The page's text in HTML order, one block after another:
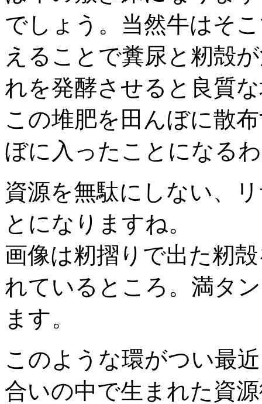
でしょう。当然牛はそ
えることで糞尿と籾殻
れを発酵させると良質
この堆肥を田んぼに散
ぼに入ったことになる
資源を無駄にしない、
とになりますね。
画像は籾摺りで出た籾
れているところ。満タ
ます。
このような環がつい最
合いの中で生まれた資